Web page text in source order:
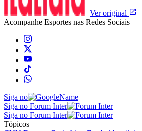
Ver original
Acompanhe Esportes nas Redes Sociais
Siga no
Siga no Forum Inter
Siga no Forum Inter
Tópicos